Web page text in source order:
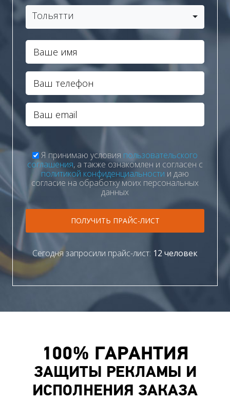
Тольятти
Я принимаю условия пользовательского
соглашения, а также ознакомлен и согласен с
политикой конфиденциальности и даю
согласие на обработку моих персональных
данных
ПОЛУЧИТЬ ПРАЙС-ЛИСТ
Сегодня запросили прайс-лист: 12 человек
100% ГАРАНТИЯ
ЗАЩИТЫ РЕКЛАМЫ И
ИСПОЛНЕНИЯ ЗАКАЗА